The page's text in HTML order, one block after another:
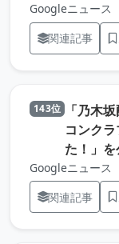
Googleニュース
関連記事
143位
「乃木
コンク
た！」
Googleニュース
関連記事